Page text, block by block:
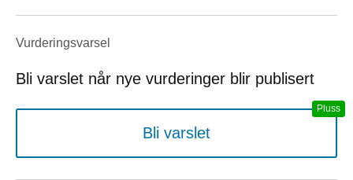
Vurderings­varsel
Bli varslet når nye vurderinger blir publisert
Bli varslet